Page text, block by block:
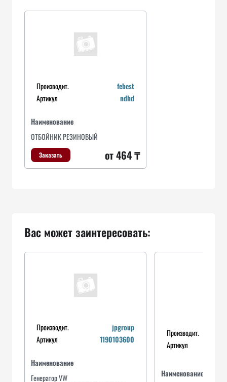
Производит.
febest
Артикул
ndhd
Наименование
ОТБОЙНИК РЕЗИНОВЫЙ
Заказать от 464 ₸
Вас может заинтересовать:
Производит.
jpgroup
Артикул
1190103600
Наименование
Генератор VW
Производит.
Артикул
Наименование